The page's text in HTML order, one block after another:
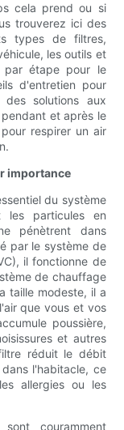
cela prend ou si
trouverez ici des
types de filtres,
les outils et
par étape pour le
d'entretien pour
solutions aux
et après le
respirer un air
importance
du système
les particules en
pénètrent dans
par le système de
il fonctionne de
de chauffage
taille modeste, il a
que vous et vos
poussière,
et autres
réduit le débit
l'habitacle, ce
allergies ou les
couramment